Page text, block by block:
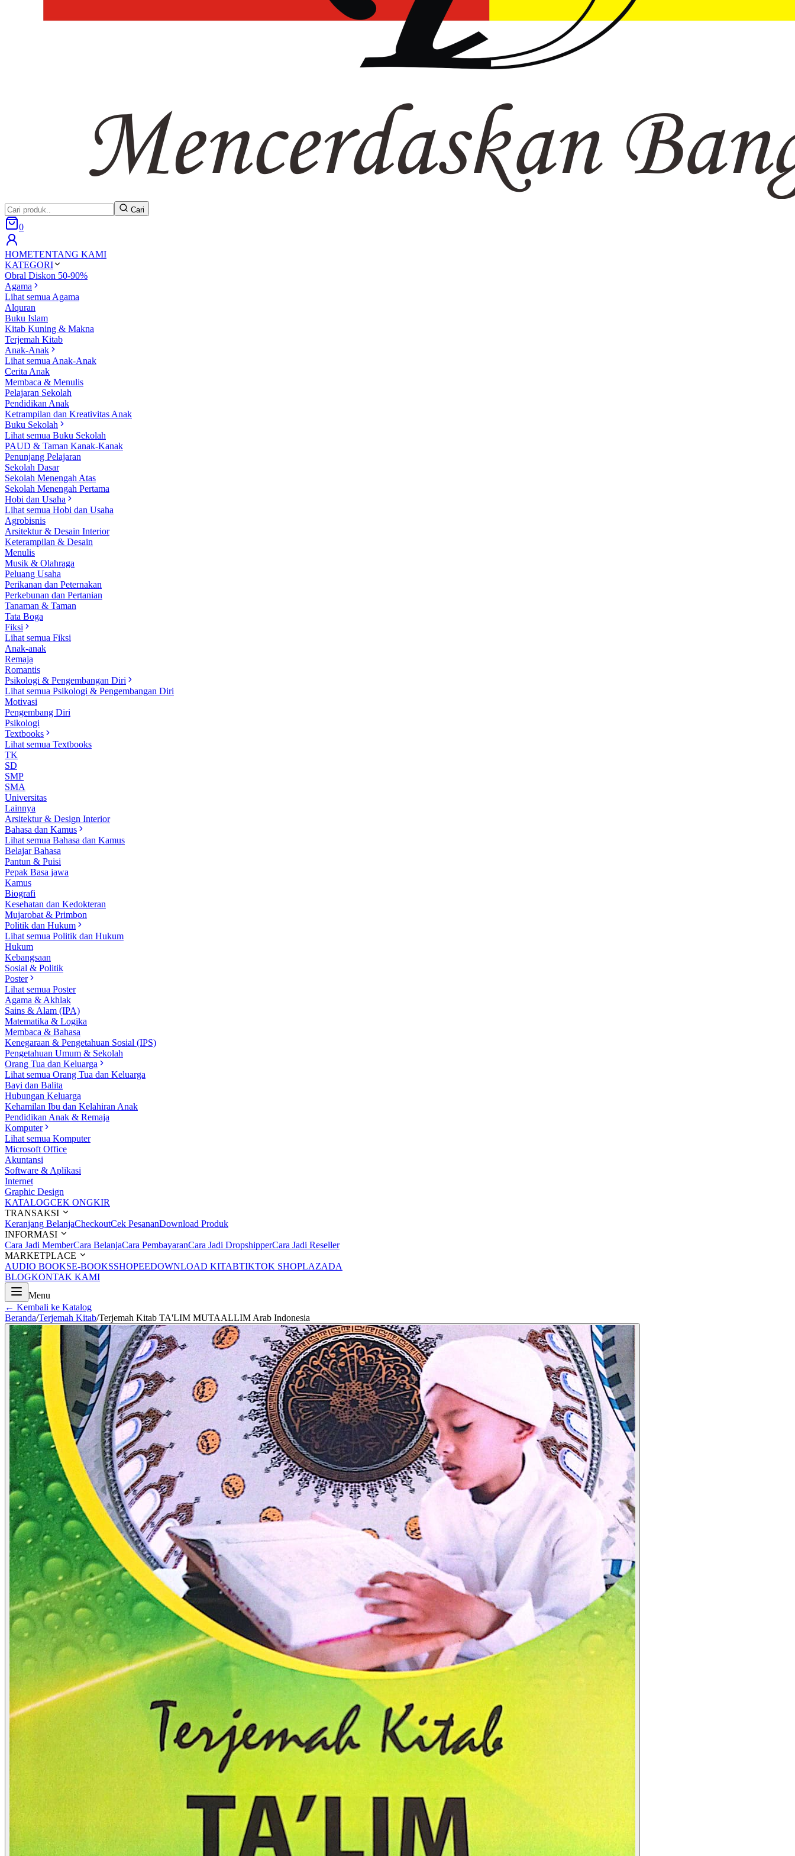
Cari
0
HOMETENTANG KAMI
KATEGORI
Obral Diskon 50-90%
Agama
Lihat semua Agama
Alquran
Buku Islam
Kitab Kuning & Makna
Terjemah Kitab
Anak-Anak
Lihat semua Anak-Anak
Cerita Anak
Membaca & Menulis
Pelajaran Sekolah
Pendidikan Anak
Ketrampilan dan Kreativitas Anak
Buku Sekolah
Lihat semua Buku Sekolah
PAUD & Taman Kanak-Kanak
Penunjang Pelajaran
Sekolah Dasar
Sekolah Menengah Atas
Sekolah Menengah Pertama
Hobi dan Usaha
Lihat semua Hobi dan Usaha
Agrobisnis
Arsitektur & Desain Interior
Keterampilan & Desain
Menulis
Musik & Olahraga
Peluang Usaha
Perikanan dan Peternakan
Perkebunan dan Pertanian
Tanaman & Taman
Tata Boga
Fiksi
Lihat semua Fiksi
Anak-anak
Remaja
Romantis
Psikologi & Pengembangan Diri
Lihat semua Psikologi & Pengembangan Diri
Motivasi
Pengembang Diri
Psikologi
Textbooks
Lihat semua Textbooks
TK
SD
SMP
SMA
Universitas
Lainnya
Arsitektur & Design Interior
Bahasa dan Kamus
Lihat semua Bahasa dan Kamus
Belajar Bahasa
Pantun & Puisi
Pepak Basa jawa
Kamus
Biografi
Kesehatan dan Kedokteran
Mujarobat & Primbon
Politik dan Hukum
Lihat semua Politik dan Hukum
Hukum
Kebangsaan
Sosial & Politik
Poster
Lihat semua Poster
Agama & Akhlak
Sains & Alam (IPA)
Matematika & Logika
Membaca & Bahasa
Kenegaraan & Pengetahuan Sosial (IPS)
Pengetahuan Umum & Sekolah
Orang Tua dan Keluarga
Lihat semua Orang Tua dan Keluarga
Bayi dan Balita
Hubungan Keluarga
Kehamilan Ibu dan Kelahiran Anak
Pendidikan Anak & Remaja
Komputer
Lihat semua Komputer
Microsoft Office
Akuntansi
Software & Aplikasi
Internet
Graphic Design
KATALOGCEK ONGKIR
TRANSAKSI
Keranjang BelanjaCheckoutCek PesananDownload Produk
INFORMASI
Cara Jadi MemberCara BelanjaCara PembayaranCara Jadi DropshipperCara Jadi Reseller
MARKETPLACE
AUDIO BOOKSE-BOOKSSHOPEEDOWNLOAD KITABTIKTOK SHOPLAZADA
BLOGKONTAK KAMI
Menu
← Kembali ke Katalog
Beranda/Terjemah Kitab/Terjemah Kitab TA'LIM MUTAALLIM Arab Indonesia